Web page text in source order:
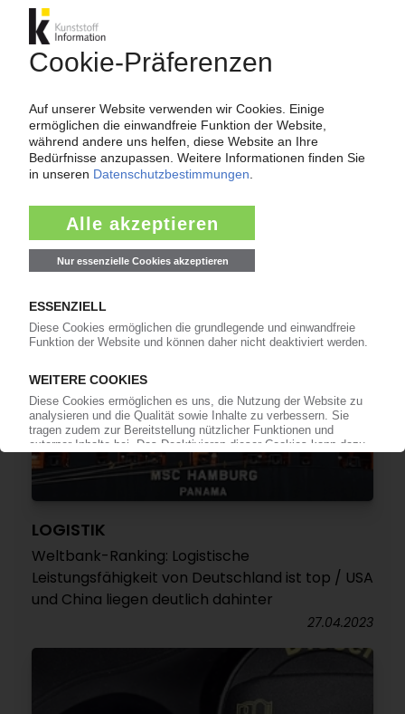
LOGISTIK
Schurkenstaatgehabe: Die Mullahs aus dem Iran
lassen Öltanker kapern / Luftfrachtaufkommen
LOGISTIK
Weltbank-Ranking: Logistische
Leistungsfähigkeit von Deutschland ist top / USA
und China liegen deutlich dahinter
27.04.2023